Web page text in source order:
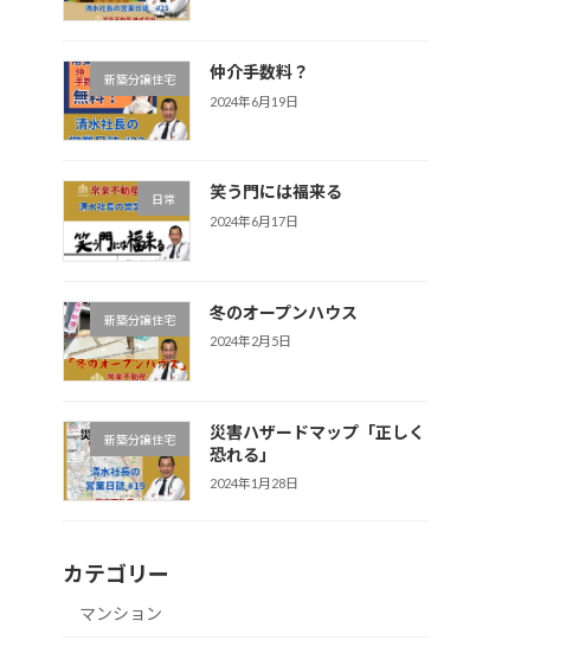
新築分譲住宅 仲介手数料？
2024年6月19日
日常 笑う門には福来る
2024年6月17日
新築分譲住宅 冬のオープンハウス
2024年2月5日
新築分譲住宅
災害ハザードマップ「正しく
恐れる」
2024年1月28日
カテゴリー
マンション